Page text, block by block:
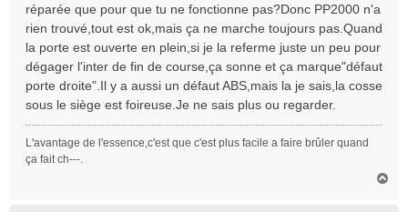
a
g
e
réparée que pour que tu ne fonctionne pas?Donc PP2000 n'a
rien trouvé,tout est ok,mais ça ne marche toujours pas.Quand
la porte est ouverte en plein,si je la referme juste un peu pour
dégager l'inter de fin de course,ça sonne et ça marque"défaut
porte droite".Il y a aussi un défaut ABS,mais la je sais,la cosse
sous le siège est foireuse.Je ne sais plus ou regarder.
L'avantage de l'essence,c'est que c'est plus facile a faire brûler quand
ça fait ch---.